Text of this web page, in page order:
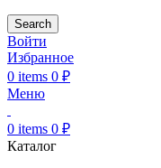
Search
Войти
Избранное
0 items 0 ₽
Меню
0 items 0 ₽
Каталог